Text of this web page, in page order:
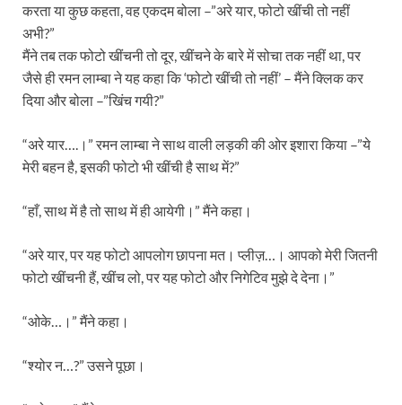
करता या कुछ कहता, वह एकदम बोला –”अरे यार, फोटो खींची तो नहीं
अभी?”
मैंने तब तक फोटो खींचनी तो दूर, खींचने के बारे में सोचा तक नहीं था, पर
जैसे ही रमन लाम्बा ने यह कहा कि ‘फोटो खींची तो नहीं’ – मैंने क्लिक कर
दिया और बोला –”खिंच गयी?”
“अरे यार….।” रमन लाम्बा ने साथ वाली लड़की की ओर इशारा किया –”ये
मेरी बहन है, इसकी फोटो भी खींची है साथ में?”
“हाँ, साथ में है तो साथ में ही आयेगी।” मैंने कहा।
“अरे यार, पर यह फोटो आपलोग छापना मत। प्लीज़…। आपको मेरी जितनी
फोटो खींचनी हैं, खींच लो, पर यह फोटो और निगेटिव मुझे दे देना।”
“ओके…।” मैंने कहा।
“श्योर न…?” उसने पूछा।